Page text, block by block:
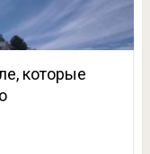
которые